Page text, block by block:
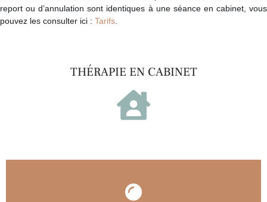
report ou d’annulation sont identiques à une séance en cabinet, vous
pouvez les consulter ici : Tarifs.
THÉRAPIE EN CABINET